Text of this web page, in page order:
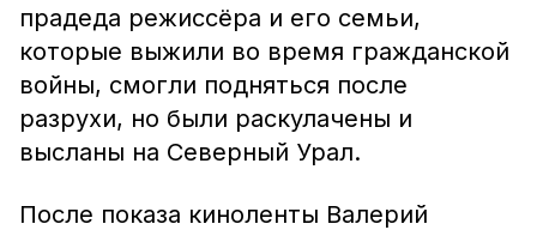
прадеда режиссёра и его семьи,
которые выжили во время гражданской
войны, смогли подняться после
разрухи, но были раскулачены и
высланы на Северный Урал.
После показа киноленты Валерий